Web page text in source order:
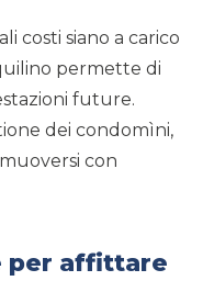
costi siano a carico
permette di
future.
dei condomìni,
con
per affittare